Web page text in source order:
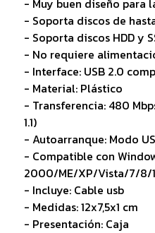
- Soporta discos de
- Soporta discos HDD y
- No requiere
- Interface: USB 2.0
- Material: Plástico
- Transferencia: 480
1.1)
- Autoarranque: Modo
- Compatible con
2000/ME/XP/Vista/7/8/
- Incluye: Cable usb
- Medidas: 12x7,5x1 cm
- Presentación: Caja